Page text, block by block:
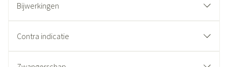
Bijwerkingen
Contra indicatie